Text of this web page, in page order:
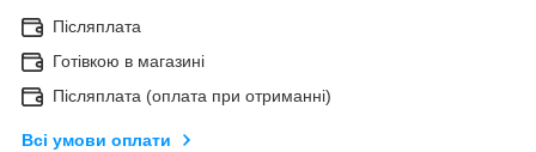
Післяплата
Готівкою в магазині
Післяплата (оплата при отриманні)
Всі умови оплати